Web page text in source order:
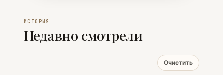
ИСТОРИЯ
Недавно смотрели
Очистить